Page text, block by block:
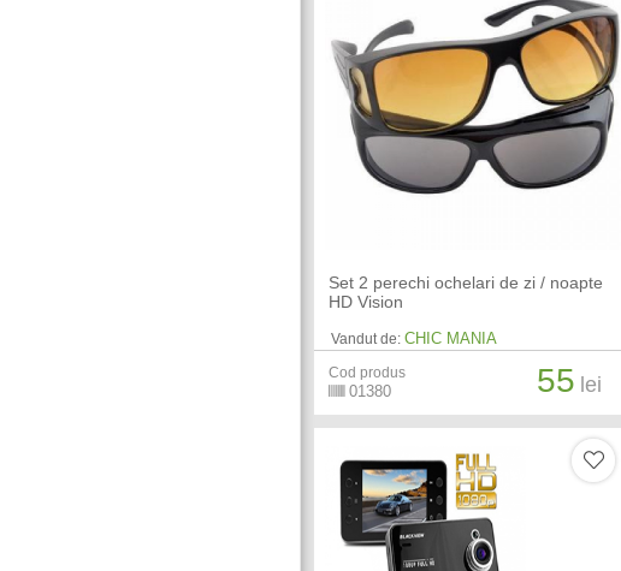
Set 2 perechi ochelari de zi / noapte
HD Vision
Vandut de: CHIC MANIA
Cod produs
01380 55 lei